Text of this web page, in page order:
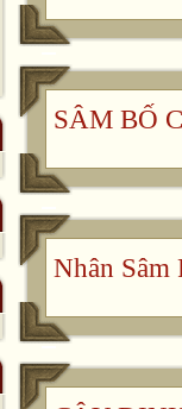
SÂM BỐ
Nhân Sâm